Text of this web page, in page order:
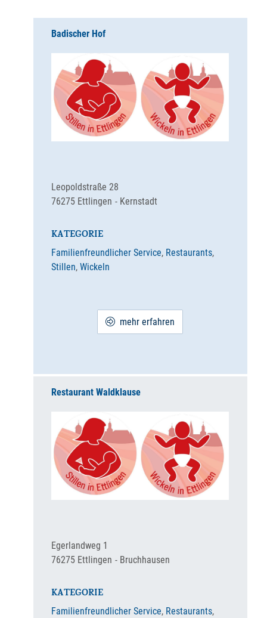
Badischer Hof
Kernstadt
Leopoldstraße 28
76275 Ettlingen
KATEGORIE
Familienfreundlicher Service, Restaurants,
Stillen, Wickeln
mehr erfahren
Restaurant Waldklause
Bruchhausen
Egerlandweg 1
76275 Ettlingen
KATEGORIE
Familienfreundlicher Service, Restaurants,